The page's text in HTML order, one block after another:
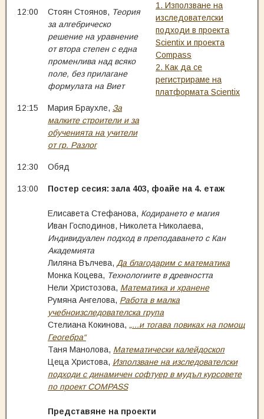
1. Използване на
изследователски
подходи в проекта
Scientix и проекта
Compass
2. Как да се
регистрираме на
платформата Scientix
12:00 Стоян Стоянов, Теория
за алгебрическо
решение на уравнение
от втора степен с една
променлива над всяко
поле, без прилагане
формулата на Виет
12:15 Мария Браухле, За
малките строители и за
обученията на учители
от гр. Разлог
12:30 Обяд
13:00 Постер сесия: зала 403, фоайе на 4. етаж
Елисавета Стефанова, Кодирането е магия
Иван Господинов, Николета Николаева,
Индивидуален подход в преподаването с Кан
Академията
Лиляна Вълчева, Да благодарим с математика
Монка Коцева, Технологиите в древността
Нели Христозова, Математика и хранене
Румяна Ангелова, Работа в малка
учебноизследователска група
Стелиана Кокинова, „...и тогава повиках на помощ
Геогебра“
Таня Манолова, Математически калейдоскоп
Цеца Христова, Използване на изследователски
подходи с динамичен софтуер в мудъл курсовете
по проект COMPASS
Представяне на проекти